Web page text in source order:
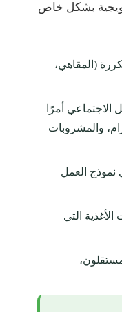
بشكل خاص
(المقاهي،
أمرًا
والمشروبات
نموذج العمل
التي